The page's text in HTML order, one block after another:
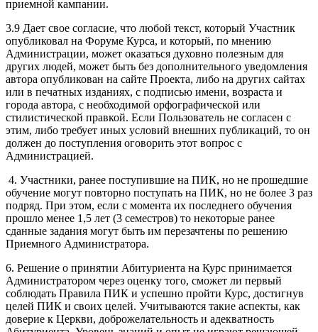
приемной кампании.
3.9 Дает свое согласие, что любой текст, который Участник
опубликовал на Форуме Курса, и который, по мнению
Администрации, может оказаться духовно полезным для
других людей, может быть без дополнительного уведомления
автора опубликован на сайте Проекта, либо на других сайтах
или в печатных изданиях, с подписью имени, возраста и
города автора, с необходимой орфографической или
стилистической правкой. Если Пользователь не согласен с
этим, либо требует иных условий внешних публикаций, то он
должен до поступления оговорить этот вопрос с
Администрацией.
4. Участники, ранее поступившие на ПИК, но не прошедшие
обучение могут повторно поступать на ПИК, но не более 3 раз
подряд. При этом, если с момента их последнего обучения
прошло менее 1,5 лет (3 семестров) то некоторые ранее
сданные задания могут быть им перезачтены по решению
Приемного Администратора.
6. Решение о принятии Абитуриента на Курс принимается
Администратором через оценку того, сможет ли первый
соблюдать Правила ПИК и успешно пройти Курс, достигнув
целей ПИК и своих целей. Учитываются такие аспекты, как
доверие к Церкви, доброжелательность и адекватность